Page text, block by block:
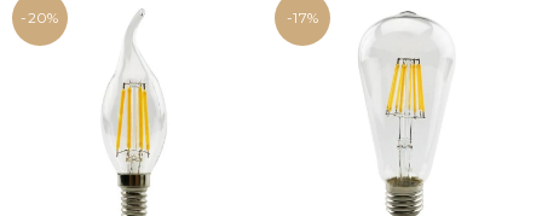
-20% -17%